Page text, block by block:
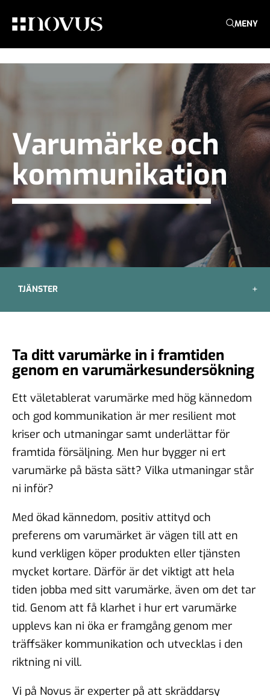
MENY
Varumärke och
kommunikation
TJÄNSTER
Ta ditt varumärke in i framtiden
genom en varumärkesundersökning
Ett väletablerat varumärke med hög kännedom
och god kommunikation är mer resilient mot
kriser och utmaningar samt underlättar för
framtida försäljning. Men hur bygger ni ert
varumärke på bästa sätt? Vilka utmaningar står
ni inför?
Med ökad kännedom, positiv attityd och
preferens om varumärket är vägen till att en
kund verkligen köper produkten eller tjänsten
mycket kortare. Därför är det viktigt att hela
tiden jobba med sitt varumärke, även om det tar
tid. Genom att få klarhet i hur ert varumärke
upplevs kan ni öka er framgång genom mer
träffsäker kommunikation och utvecklas i den
riktning ni vill.
Vi på Novus är experter på att skräddarsy